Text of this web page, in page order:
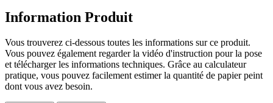
Information Produit
Vous trouverez ci-dessous toutes les informations sur ce produit.
Vous pouvez également regarder la vidéo d'instruction pour la pose
et télécharger les informations techniques. Grâce au calculateur
pratique, vous pouvez facilement estimer la quantité de papier peint
dont vous avez besoin.